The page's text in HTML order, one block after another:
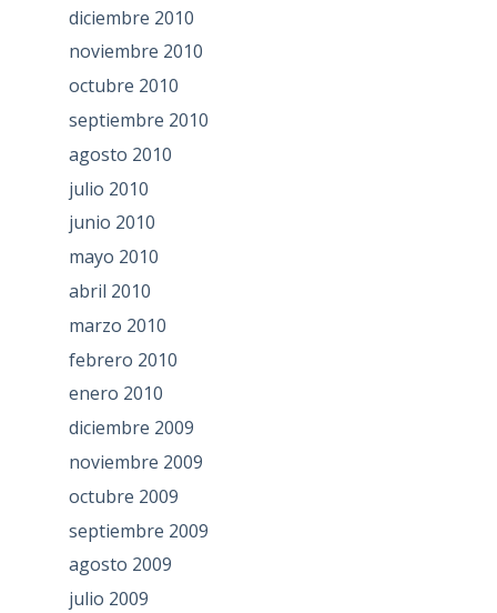
diciembre 2010
noviembre 2010
octubre 2010
septiembre 2010
agosto 2010
julio 2010
junio 2010
mayo 2010
abril 2010
marzo 2010
febrero 2010
enero 2010
diciembre 2009
noviembre 2009
octubre 2009
septiembre 2009
agosto 2009
julio 2009